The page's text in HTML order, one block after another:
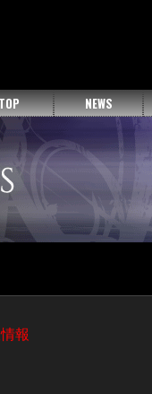
NEWS
報